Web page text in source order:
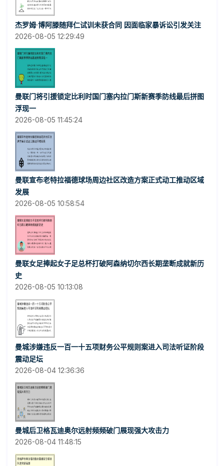
杰罗姆·博阿滕随拜仁试训未获合同 因面临家暴诉讼引发关注
2026-08-05 12:29:49
曼联门将引援锁定比利时国门塞内拉门斯新赛季防线最后拼图
浮现一
2026-08-05 11:45:24
曼联宣布老特拉福德球场周边社区改造方案正式动工推动区域
发展
2026-08-05 10:58:54
曼联女足捧起女子足总杯打破阿森纳切尔西长期垄断成就新历
史
2026-08-05 10:13:08
曼城涉嫌违反一百一十五项财务公平规则案进入司法听证阶段
震动足坛
2026-08-04 12:36:36
曼城后卫格瓦迪奥尔远射频频破门展现强大攻击力
2026-08-04 11:48:15